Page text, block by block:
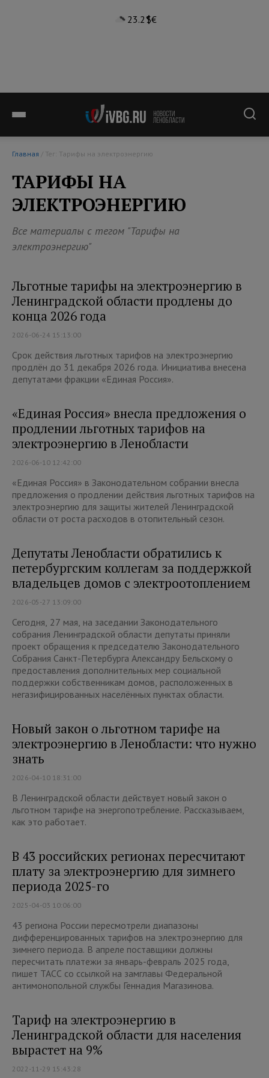
23.2°$€
Главная / Тег: Тарифы на электроэнергию
ТАРИФЫ НА
ЭЛЕКТРОЭНЕРГИЮ
Все материалы с тегом "Тарифы на
электроэнергию"
Льготные тарифы на электроэнергию в
Ленинградской области продлены до
конца 2026 года
2026-06-24 15:13:00
Срок действия льготных тарифов на электроэнергию
продлён до 31 декабря 2026 года. Инициатива внесена
депутатами фракции «Единая Россия».
«Единая Россия» внесла предложения о
продлении льготных тарифов на
электроэнергию в Ленобласти
2026-06-10 12:42:00
«Единая Россия» в Законодательном собрании внесла
предложения о продлении действия льготных тарифов на
электроэнергию для защиты жителей Ленинградской
области от роста расходов в отопительный сезон.
Депутаты Ленобласти обратились к
петербургским коллегам за поддержкой
владельцев домов с электроотоплением
2026-05-27 13:09:00
Сегодня, 27 мая, на заседании Законодательного
собрания Ленинградской области депутаты приняли
проект обращения к председателю Законодательного
Собрания Санкт-Петербурга Александру Бельскому о
предоставления дополнительных мер социальной
поддержки собственникам домов, расположенных в
негазифицированных населённых пунктах области.
Новый закон о льготном тарифе на
электроэнергию в Ленобласти: что нужно
знать
2026-04-10 18:31:00
В Ленинградской области действует новый закон о
льготном тарифе на энергопотребление. Рассказываем,
как это работает.
В 43 российских регионах пересчитают
плату за электроэнергию для зимнего
периода 2025-го
2025-04-03 10:06:00
43 региона России пересмотрели диапазоны
дифференцированных тарифов на электроэнергию для
зимнего периода. В апреле поставщики должны
пересчитать платежи за январь-февраль 2025 года,
пишет ТАСС со ссылкой на замглавы Федеральной
антимонопольной службы Геннадия Магазинова.
Тариф на электроэнергию в
Ленинградской области для населения
вырастет на 9%
2022-11-29 15:43:28